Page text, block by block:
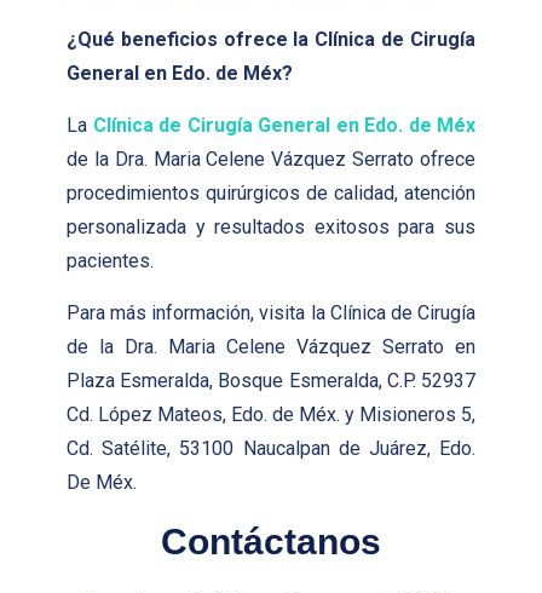
¿Qué beneficios ofrece la Clínica de Cirugía
General en Edo. de Méx?
La Clínica de Cirugía General en Edo. de Méx
de la Dra. Maria Celene Vázquez Serrato ofrece
procedimientos quirúrgicos de calidad, atención
personalizada y resultados exitosos para sus
pacientes.
Para más información, visita la Clínica de Cirugía
de la Dra. Maria Celene Vázquez Serrato en
Plaza Esmeralda, Bosque Esmeralda, C.P. 52937
Cd. López Mateos, Edo. de Méx. y Misioneros 5,
Cd. Satélite, 53100 Naucalpan de Juárez, Edo.
De Méx.
Contáctanos